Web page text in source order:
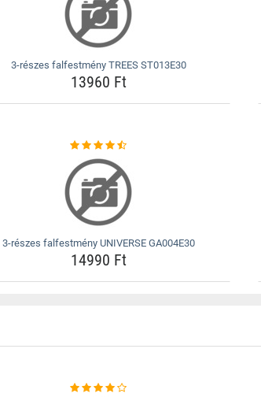
3-részes falfestmény TREES ST013E30
13960 Ft
3-részes falfestmény UNIVERSE GA004E30
14990 Ft